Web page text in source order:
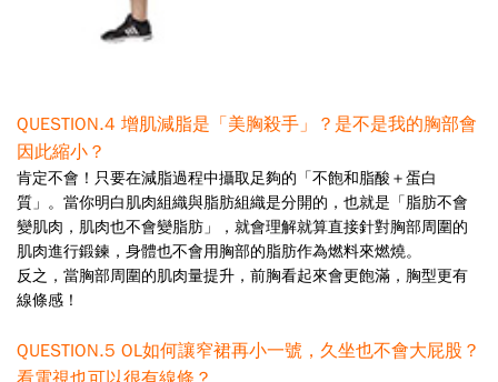
QUESTION.4 增肌減脂是「美胸殺手」？是不是我的胸部會
因此縮小？
肯定不會！只要在減脂過程中攝取足夠的「不飽和脂酸＋蛋白
質」。當你明白肌肉組織與脂肪組織是分開的，也就是「脂肪不會
變肌肉，肌肉也不會變脂肪」，就會理解就算直接針對胸部周圍的
肌肉進行鍛鍊， 身體也不會用胸部的脂肪作為燃料來燃燒。
反之，當胸部周圍的肌肉量提升，前胸看起來會更飽滿，胸型更有
線條感！
QUESTION.5 OL如何讓窄裙再小一號，久坐也不會大屁股？